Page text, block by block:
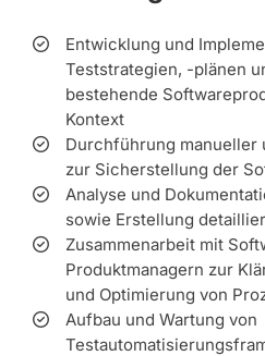
Entwicklung und
Teststrategien, -plänen
bestehende
Kontext
Durchführung manueller
zur Sicherstellung der
Analyse und
sowie Erstellung
Zusammenarbeit mit
Produktmanagern zur
und Optimierung von
Aufbau und Wartung von